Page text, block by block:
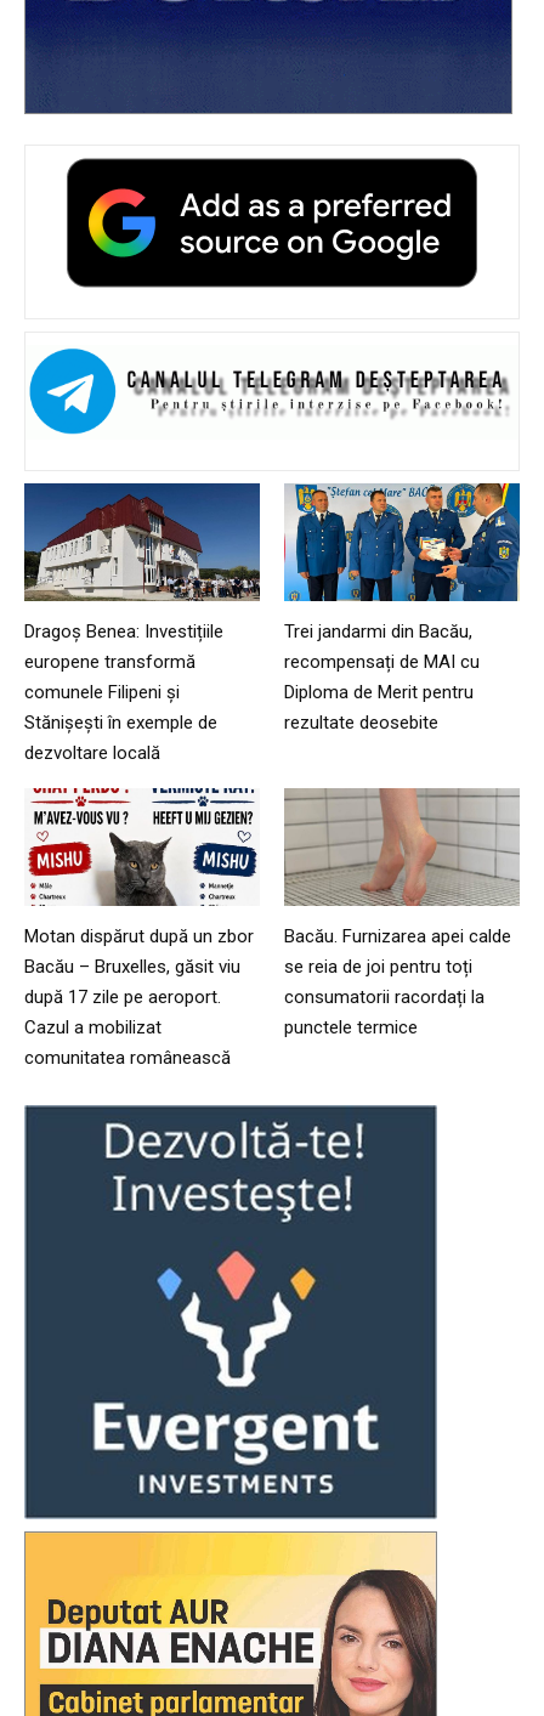
Dragoș Benea: Investițiile
europene transformă
comunele Filipeni și
Stănișești în exemple de
dezvoltare locală
Trei jandarmi din Bacău,
recompensați de MAI cu
Diploma de Merit pentru
rezultate deosebite
Motan dispărut după un zbor
Bacău – Bruxelles, găsit viu
după 17 zile pe aeroport.
Cazul a mobilizat
comunitatea românească
Bacău. Furnizarea apei calde
se reia de joi pentru toți
consumatorii racordați la
punctele termice